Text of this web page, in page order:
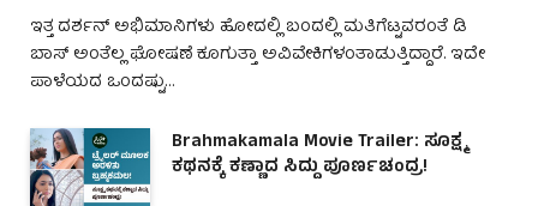
ಇತ್ತ ದರ್ಶನ್ ಅಭಿಮಾನಿಗಳು ಹೋದಲ್ಲಿ ಬಂದಲ್ಲಿ ಮತಿಗೆಟ್ಟವರಂತೆ ಡಿ
ಬಾಸ್ ಅಂತೆಲ್ಲ ಘೋಷಣೆ ಕೂಗುತ್ತಾ ಅವಿವೇಕಿಗಳಂತಾಡುತ್ತಿದ್ದಾರೆ. ಇದೇ
ಪಾಳೆಯದ ಒಂದಷ್ಟು…
Brahmakamala Movie Trailer: ಸೂಕ್ಷ್ಮ
ಕಥನಕ್ಕೆ ಕಣ್ಣಾದ ಸಿದ್ದು ಪೂರ್ಣಚಂದ್ರ!